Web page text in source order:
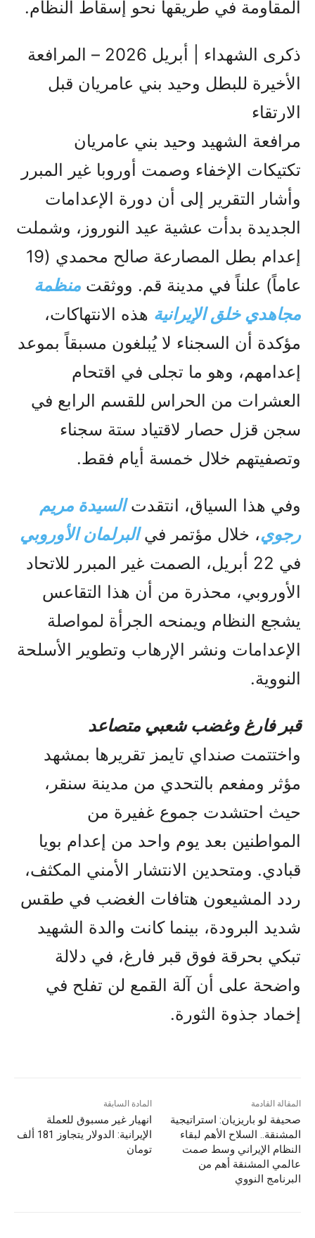
المقاومة في طريقها نحو إسقاط النظام.
ذكرى الشهداء | أبريل 2026 – المرافعة
الأخيرة للبطل وحيد بني عامريان قبل
الارتقاء
مرافعة الشهيد وحيد بني عامريان
تكتيكات الإخفاء وصمت أوروبا غير المبرر
وأشار التقرير إلى أن دورة الإعدامات
الجديدة بدأت عشية عيد النوروز، وشملت
إعدام بطل المصارعة صالح محمدي (19
عاماً) علناً في مدينة قم. ووثقت منظمة
مجاهدي خلق الإيرانية هذه الانتهاكات،
مؤكدة أن السجناء لا يُبلغون مسبقاً بموعد
إعدامهم، وهو ما تجلى في اقتحام
العشرات من الحراس للقسم الرابع في
سجن قزل حصار لاقتياد ستة سجناء
وتصفيتهم خلال خمسة أيام فقط.
وفي هذا السياق، انتقدتالسيدة مريم
رجوي، خلال مؤتمر فيالبرلمان الأوروبي
في 22 أبريل، الصمت غير المبرر للاتحاد
الأوروبي، محذرة من أن هذا التقاعس
يشجع النظام ويمنحه الجرأة لمواصلة
الإعدامات ونشر الإرهاب وتطوير الأسلحة
النووية.
قبر فارغ وغضب شعبي متصاعد
واختتمت صنداي تايمز تقريرها بمشهد
مؤثر ومفعم بالتحدي من مدينة سنقر،
حيث احتشدت جموع غفيرة من
المواطنين بعد يوم واحد من إعدام بويا
قبادي. ومتحدين الانتشار الأمني المكثف،
ردد المشيعون هتافات الغضب في طقس
شديد البرودة، بينما كانت والدة الشهيد
تبكي بحرقة فوق قبر فارغ، في دلالة
واضحة على أن آلة القمع لن تفلح في
إخماد جذوة الثورة.
المادة السابقة
انهيار غير مسبوق للعملة
الإيرانية: الدولار يتجاوز 181 ألف
تومان
المقالة القادمة
صحيفة لو باريزيان: استراتيجية
المشنقة.. السلاح الأهم لبقاء
النظام الإيراني وسط صمت
عالمي المشنقة أهم من
البرنامج النووي